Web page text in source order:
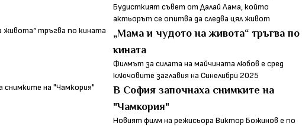
Будисткият съвет от Далай Лама, който
актьорът се опитва да следва цял живот
„Мама и чудото на живота“ тръгва по
кината
Филмът за силата на майчината любов е сред
ключовите заглавия на Синелибри 2025
В София започнаха снимките на
"Чамкория"
Новият филм на режисьора Виктор Божинов е по